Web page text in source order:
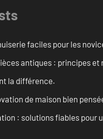
faciles pour les
antiques : principes
la différence.
de maison bien
: solutions fiables pour